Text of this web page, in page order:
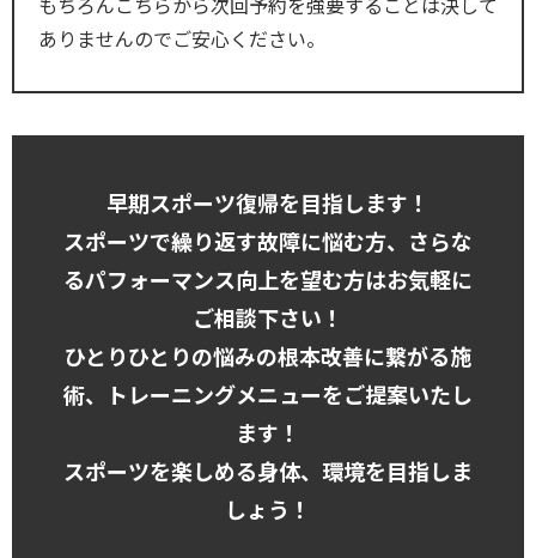
ありませんのでご安心ください。
早期スポーツ復帰を目指します！
スポーツで繰り返す故障に悩む方、さらな
るパフォーマンス向上を望む方はお気軽に
ご相談下さい！
ひとりひとりの悩みの根本改善に繋がる施
術、トレーニングメニューをご提案いたし
ます！
スポーツを楽しめる身体、環境を目指しま
しょう！